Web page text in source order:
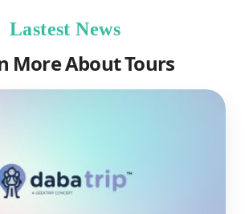
Lastest News
More About Tours